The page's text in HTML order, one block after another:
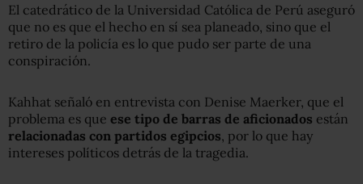
El catedrático de la Universidad Católica de Perú aseguró
que no es que el hecho en sí sea planeado, sino que el
retiro de la policía es lo que pudo ser parte de una
conspiración.
Kahhat señaló en entrevista con Denise Maerker, que el
problema es que ese tipo de barras de aficionados están
relacionadas con partidos egipcios , por lo que hay
intereses políticos detrás de la tragedia.